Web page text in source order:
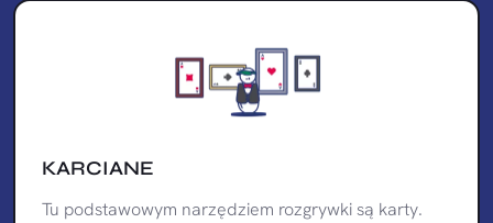
KARCIANE
Tu podstawowym narzędziem rozgrywki są karty.